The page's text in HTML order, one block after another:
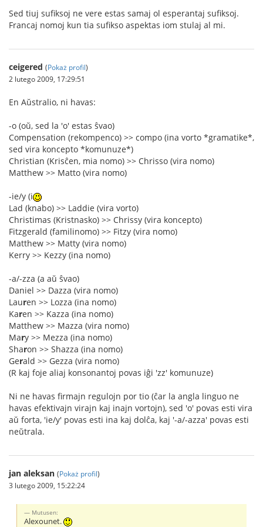
Sed tiuj sufiksoj ne vere estas samaj ol esperantaj sufiksoj.
Francaj nomoj kun tia sufikso aspektas iom stulaj al mi.
ceigered (Pokaż profil)
2 lutego 2009, 17:29:51
En Aŭstralio, ni havas:
-o (oŭ, sed la 'o' estas ŝvao)
Compensation (rekompenco) >> compo (ina vorto *gramatike*,
sed vira koncepto *komunuze*)
Christian (Krisĉen, mia nomo) >> Chrisso (vira nomo)
Matthew >> Matto (vira nomo)
-ie/y (i
Lad (knabo) >> Laddie (vira vorto)
Christimas (Kristnasko) >> Chrissy (vira koncepto)
Fitzgerald (familinomo) >> Fitzy (vira nomo)
Matthew >> Matty (vira nomo)
Kerry >> Kezzy (ina nomo)
-a/-zza (a aŭ ŝvao)
Daniel >> Dazza (vira nomo)
Lauren >> Lozza (ina nomo)
Karen >> Kazza (ina nomo)
Matthew >> Mazza (vira nomo)
Mary >> Mezza (ina nomo)
Sharon >> Shazza (ina nomo)
Gerald >> Gezza (vira nomo)
(R kaj foje aliaj konsonantoj povas iĝi 'zz' komunuze)
Ni ne havas firmajn regulojn por tio (ĉar la angla linguo ne
havas efektivajn virajn kaj inajn vortojn), sed 'o' povas esti vira
aŭ forta, 'ie/y' povas esti ina kaj dolĉa, kaj '-a/-azza' povas esti
neŭtrala.
jan aleksan (Pokaż profil)
3 lutego 2009, 15:22:24
Mutusen:
Alexounet.